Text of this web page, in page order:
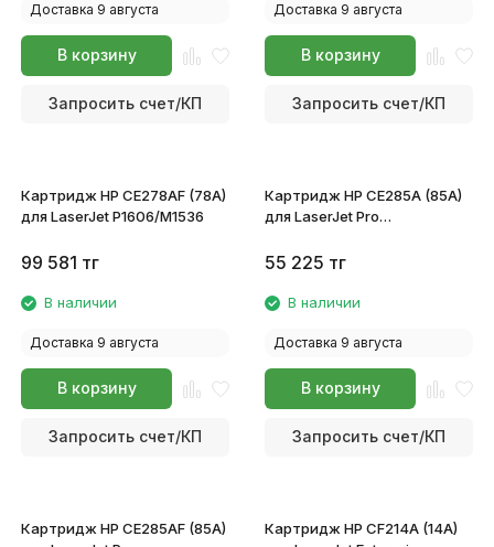
Доставка 9 августа
В корзину
Запросить счет/КП
Доставка 9 августа
В корзину
Запросить счет/КП
Картридж HP CE278AF (78A)
для LaserJet P1606/M1536
99 581 тг
В наличии
Доставка 9 августа
В корзину
Запросить счет/КП
Картридж HP CE285A (85A)
для LaserJet Pro
55 225 тг
В наличии
Доставка 9 августа
В корзину
Запросить счет/КП
Картридж HP CE285AF (85A)
Картридж HP CF214A (14A)